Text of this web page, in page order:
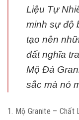
Liệu Tự
minh sự độ
tạo nên
đất nghĩa
Mộ Đá
sắc mà nó
1. Mộ Granite – Chất